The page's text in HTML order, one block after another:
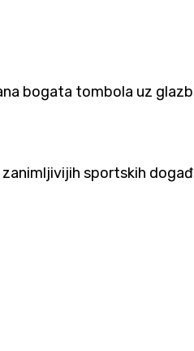
bogata tombola uz
sportskih